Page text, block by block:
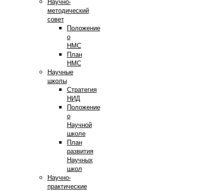
Научно-
методический
совет
Положение
о
НМС
План
НМС
Научные
школы
Стратегия
НИД
Положение
о
Научной
школе
План
развития
Научных
школ
Научно-
практические